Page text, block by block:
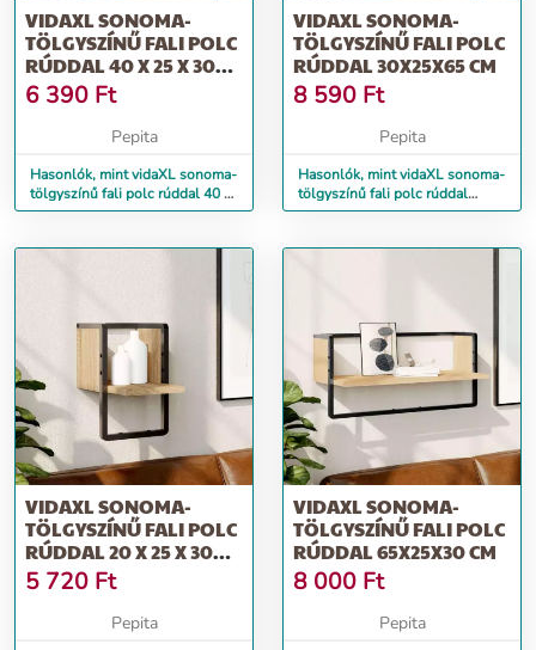
VIDAXL SONOMA-
TÖLGYSZÍNŰ FALI POLC
RÚDDAL 40 X 25 X 30
CM
6 390 Ft
Pepita
Hasonlók, mint vidaXL sonoma-
tölgyszínű fali polc rúddal 40 x
25 x 30 cm
VIDAXL SONOMA-
TÖLGYSZÍNŰ FALI POLC
RÚDDAL 30X25X65 CM
8 590 Ft
Pepita
Hasonlók, mint vidaXL sonoma-
tölgyszínű fali polc rúddal
30x25x65 cm
VIDAXL SONOMA-
TÖLGYSZÍNŰ FALI POLC
RÚDDAL 20 X 25 X 30
CM
5 720 Ft
Pepita
VIDAXL SONOMA-
TÖLGYSZÍNŰ FALI POLC
RÚDDAL 65X25X30 CM
8 000 Ft
Pepita